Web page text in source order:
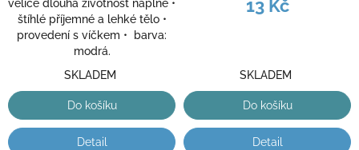
velice dlouhá životnost náplně •
štíhlé příjemné a lehké tělo •
provedení s víčkem • barva:
modrá.
SKLADEM
Do košíku
Detail
13 Kč
SKLADEM
Do košíku
Detail